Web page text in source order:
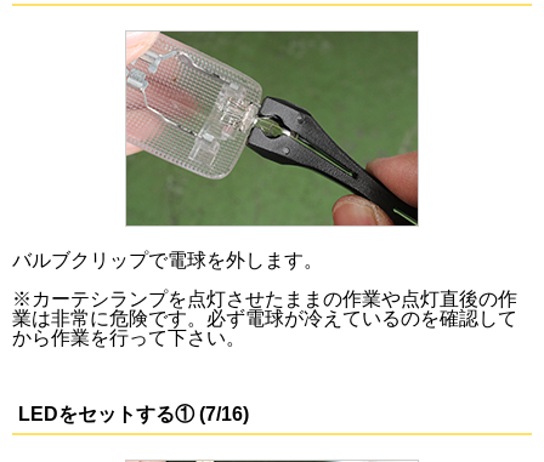
バルブクリップで電球を外します。
※カーテシランプを点灯させたままの作業や点灯直後の作
業は非常に危険です。必ず電球が冷えているのを確認して
から作業を行って下さい。
LEDをセットする① (7/16)